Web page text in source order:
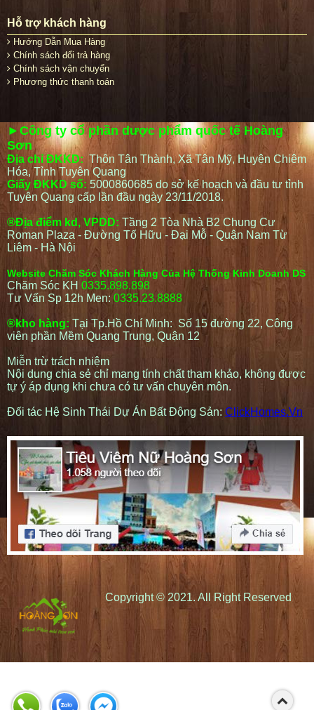
Hỗ trợ khách hàng
Hướng Dẫn Mua Hàng
Chính sách đổi trả hàng
Chính sách vận chuyển
Phương thức thanh toán
►Công ty cổ phần dược phẩm quốc tế Hoàng
Sơn
Địa chỉ ĐKKD: Thôn Tân Thành, Xã Tân Mỹ, Huyện Chiêm
Hóa, Tỉnh Tuyên Quang
Giấy ĐKKD số: 5000860685 do sở kế hoạch và đầu tư tỉnh
Tuyên Quang cấp lần đầu ngày 23/11/2018.
®Địa điểm kd, VPDD: Tầng 2 Tòa Nhà B2 Chung Cư
Roman Plaza - Đường Tố Hữu - Đại Mỗ - Quận Nam Từ
Liêm - Hà Nội
Website Chăm Sóc Khách Hàng Của Hệ Thống Kinh Doanh DS
Chăm Sóc KH 0335.898.898
Tư Vấn Sp 12h Men:0335.23.8888
®kho hàng: Tại Tp.Hồ Chí Minh: Số 15 đường 22, Công
viên phần Mềm Quang Trung, Quận 12
Miễn trừ trách nhiệm
Nội dung chia sẻ chỉ mang tính chất tham khảo, không được
tự ý áp dụng khi chưa có tư vấn chuyên môn.
Đối tác Hệ Sinh Thái Dự Án Bất Động Sản: ClickHomes.Vn
Copyright © 2021. All Right Reserved